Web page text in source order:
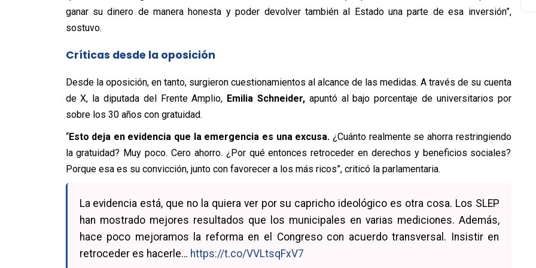
ganar su dinero de manera honesta y poder devolver también al Estado una parte de esa inversión”,
sostuvo.
Críticas desde la oposición
Desde la oposición, en tanto, surgieron cuestionamientos al alcance de las medidas. A través de su cuenta
de X, la diputada del Frente Amplio, Emilia Schneider,apuntó al bajo porcentaje de universitarios por
sobre los 30 años con gratuidad.
“Esto deja en evidencia que la emergencia es una excusa. ¿Cuánto realmente se ahorra restringiendo
la gratuidad? Muy poco. Cero ahorro. ¿Por qué entonces retroceder en derechos y beneficios sociales?
Porque esa es su convicción, junto con favorecer a los más ricos”, criticó la parlamentaria.
La evidencia está, que no la quiera ver por su capricho ideológico es otra cosa. Los SLEP
han mostrado mejores resultados que los municipales en varias mediciones. Además,
hace poco mejoramos la reforma en el Congreso con acuerdo transversal. Insistir en
retroceder es hacerle… https://t.co/VVLtsqFxV7